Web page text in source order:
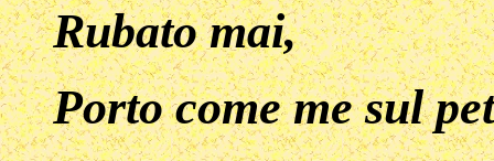
Rubato mai,
Porto come me sul